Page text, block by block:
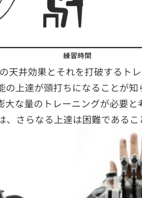
天井効果とそれを打破するト
上達が頭打ちになることが
大な量のトレーニングが必要
さらなる上達は困難であるこ